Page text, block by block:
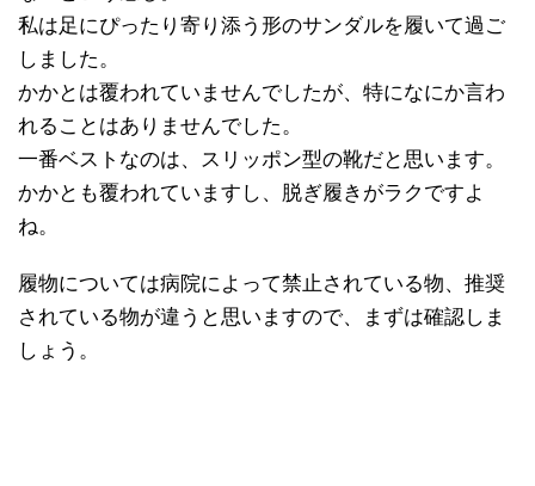
私は足にぴったり寄り添う形のサンダルを履いて過ご
しました。
かかとは覆われていませんでしたが、特になにか言わ
れることはありませんでした。
一番ベストなのは、スリッポン型の靴だと思います。
かかとも覆われていますし、脱ぎ履きがラクですよ
ね。
履物については病院によって禁止されている物、推奨
されている物が違うと思いますので、まずは確認しま
しょう。